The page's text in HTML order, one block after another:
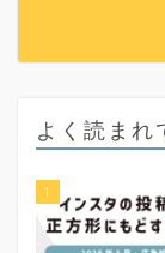
よく読まれ
1